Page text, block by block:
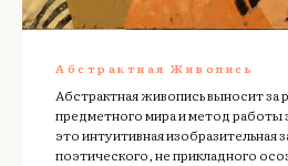
Абстрактная Живопись
Абстрактная живопись выносит за
предметного мира и метод работы
это интуитивная изобразительная
поэтического, не прикладного